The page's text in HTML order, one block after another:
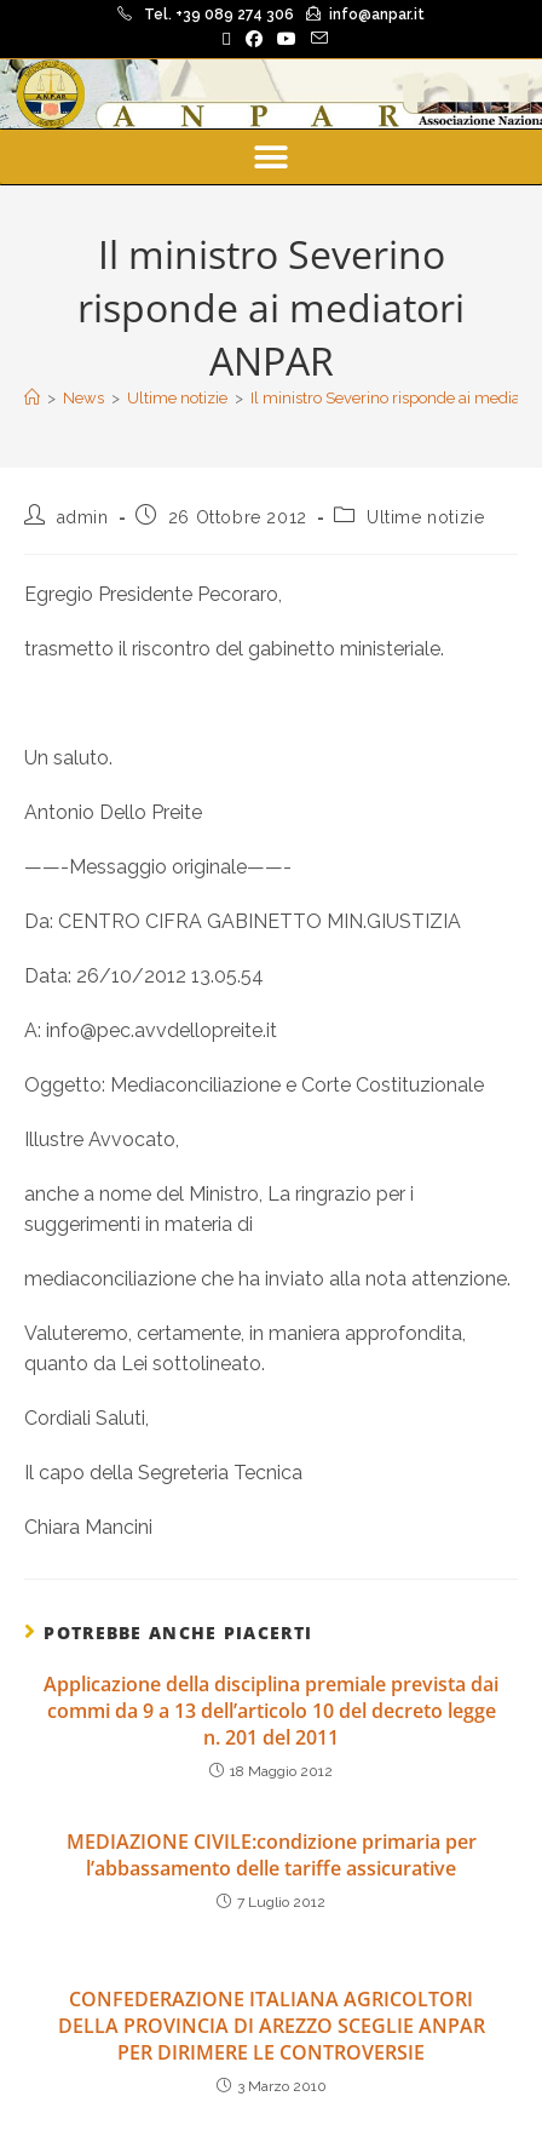
Tel. +39 089 274 306 info@anpar.it
Il ministro Severino
risponde ai mediatori
ANPAR
> News > Ultime notizie > Il ministro Severino risponde ai
admin 26 Ottobre 2012 Ultime notizie
Egregio Presidente Pecoraro,
trasmetto il riscontro del gabinetto ministeriale.
Un saluto.
Antonio Dello Preite
——-Messaggio originale——-
Da: CENTRO CIFRA GABINETTO MIN.GIUSTIZIA
Data: 26/10/2012 13.05.54
A: info@pec.avvdellopreite.it
Oggetto: Mediaconciliazione e Corte Costituzionale
Illustre Avvocato,
anche a nome del Ministro, La ringrazio per i
suggerimenti in materia di
mediaconciliazione che ha inviato alla nota attenzione.
Valuteremo, certamente, in maniera approfondita,
quanto da Lei sottolineato.
Cordiali Saluti,
Il capo della Segreteria Tecnica
Chiara Mancini
POTREBBE ANCHE PIACERTI
Applicazione della disciplina premiale prevista dai
commi da 9 a 13 dell’articolo 10 del decreto legge
n. 201 del 2011
18 Maggio 2012
MEDIAZIONE CIVILE:condizione primaria per
l’abbassamento delle tariffe assicurative
7 Luglio 2012
CONFEDERAZIONE ITALIANA AGRICOLTORI
DELLA PROVINCIA DI AREZZO SCEGLIE ANPAR
PER DIRIMERE LE CONTROVERSIE
3 Marzo 2010